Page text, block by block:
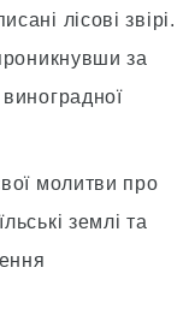
лісові звірі.
за
молитви про
землі та